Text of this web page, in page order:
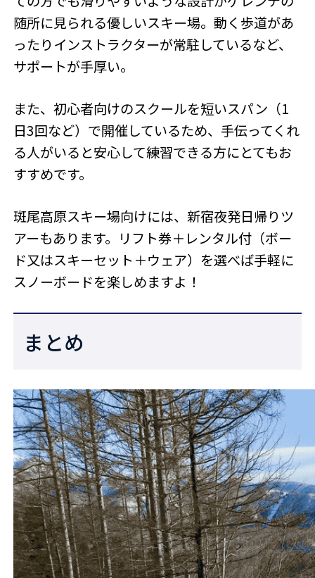
随所に見られる優しいスキー場。動く歩道があ
ったりインストラクターが常駐しているなど、
サポートが手厚い。
また、初心者向けのスクールを短いスパン（1
日3回など）で開催しているため、手伝ってくれ
る人がいると安心して練習できる方にとてもお
すすめです。
斑尾高原スキー場向けには、新宿夜発日帰りツ
アーもあります。リフト券＋レンタル付（ボー
ド又はスキーセット＋ウェア）を選べば手軽に
スノーボードを楽しめますよ！
まとめ